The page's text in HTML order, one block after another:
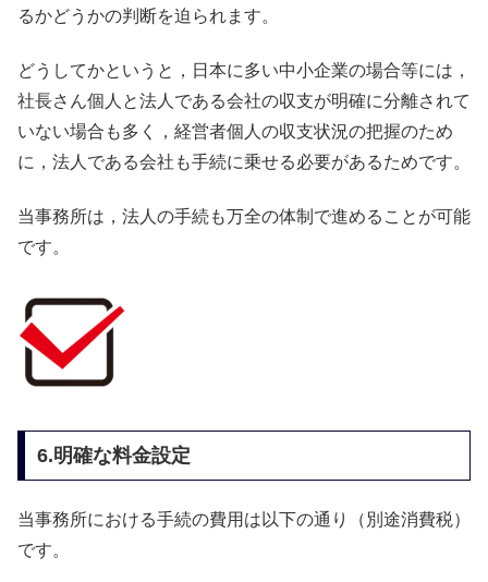
るかどうかの判断を迫られます。
どうしてかというと，日本に多い中小企業の場合等には，
社長さん個人と法人である会社の収支が明確に分離されて
いない場合も多く，経営者個人の収支状況の把握のため
に，法人である会社も手続に乗せる必要があるためです。
当事務所は，法人の手続も万全の体制で進めることが可能
です。
6.明確な料金設定
当事務所における手続の費用は以下の通り（別途消費税）
です。